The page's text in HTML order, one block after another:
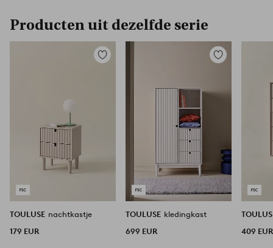
Producten uit dezelfde serie
Toevoegen
TOULUSE nachtkastje
179 EUR
Toevoegen
TOULUSE kledingkast
699 EUR
409 EUR